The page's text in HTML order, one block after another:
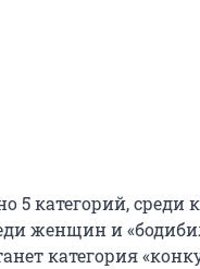
5 категорий, среди
женщин и
категория